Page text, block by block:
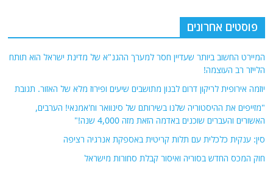
להסירה מהכתבה, אנא פנה אלינו
תגיות
או"ם אוקראינה
איראןאירופה
ארה"ב
בריטניה
דאעש האמירויות הגולן
קטגוריות
חדשות מהעולם
כללי
כתבות היסטוריה
כתבות מומחים
כתבות קצרות